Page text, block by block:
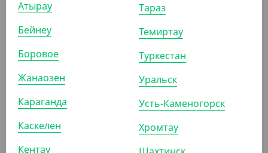
(19.50₸
Атырау
Бейнеу
Боровое
Жанаозен
Караганда
Каскелен
Кентау
Тараз
Темиртау
Туркестан
Уральск
Усть-Каменогорск
Хромтау